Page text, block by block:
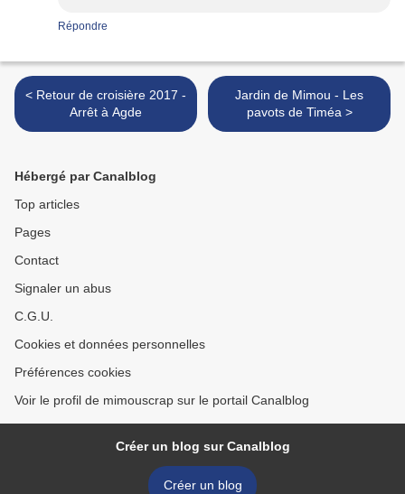
Répondre
< Retour de croisière 2017 -
Arrêt à Agde
Jardin de Mimou - Les
pavots de Timéa >
Hébergé par Canalblog
Top articles
Pages
Contact
Signaler un abus
C.G.U.
Cookies et données personnelles
Préférences cookies
Voir le profil de mimouscrap sur le portail Canalblog
Créer un blog sur Canalblog
Créer un blog